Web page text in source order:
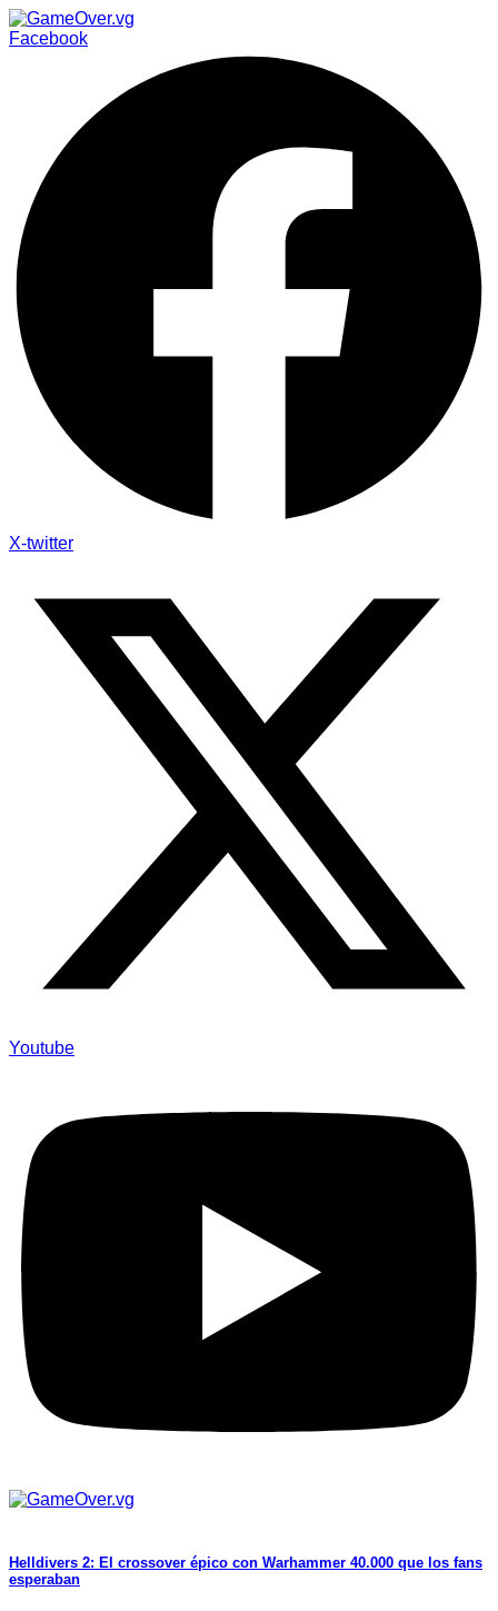
Facebook
X-twitter
Youtube
Helldivers 2: El crossover épico con Warhammer 40.000 que los fans
esperaban